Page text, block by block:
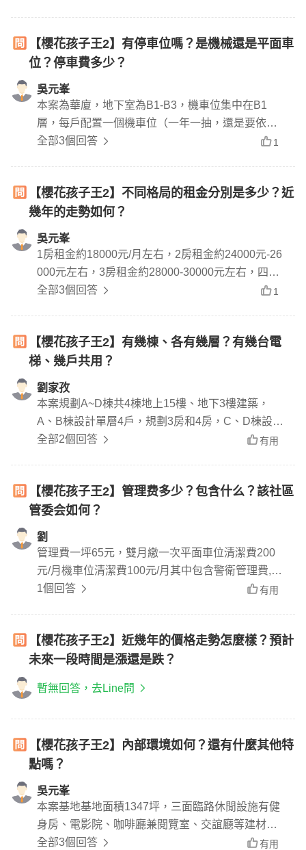
【櫻花孩子王2】有停車位嗎？是機械還是平面車
位？停車費多少？
吳元峯
本案為華廈，地下室為B1-B3，機車位集中在B1
層，每戶配置一個機車位（一年一抽，還是要依管
委會規定）汽車位為全平面，停車清潔費為一個月3
全部3個回答 1
【櫻花孩子王2】不同格局的租金分別是多少？近
幾年的走勢如何？
吳元峯
1房租金約18000元/月左右，2房租金約24000元-26
000元左右，3房租金約28000-30000元左右，四房
約32000-33000元左右，依照傢俱、車位、裝潢程
全部3個回答 1
【櫻花孩子王2】有幾棟、各有幾層？有幾台電
梯、幾戶共用？
劉家孜
本案規劃A~D棟共4棟地上15樓、地下3樓建築，
A、B棟設計單層4戶，規劃3房和4房，C、D棟設計
單層4戶，規劃1房和2房，每棟都是2梯
全部2個回答 有用
【櫻花孩子王2】管理费多少？包含什么？該社區
管委会如何？
劉
管理費一坪65元，雙月繳一次平面車位清潔費200
元/月機車位清潔費100元/月其中包含警衛管理費,
電梯保養、洗水塔、花園維護、梯間的清潔打掃、
1個回答 有用
【櫻花孩子王2】近幾年的價格走勢怎麼樣？預計
未來一段時間是漲還是跌？
暫無回答，去Line問
【櫻花孩子王2】內部環境如何？還有什麼其他特
點嗎？
吳元峯
本案基地基地面積1347坪，三面臨路休閒設施有健
身房、電影院、咖啡廳兼閱覽室、交誼廳等建材配
備部分，附三洋60X60公分拋光石英磚、美標衛
全部3個回答 有用